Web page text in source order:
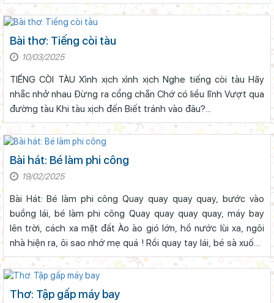
bước mau mau Người đi đầu là chú lái tàu Còn phía sau cháu
nối đ...
Bài thơ: Tiếng còi tàu
10/03/2025
TIẾNG CÒI TÀU Xình xịch xình xịch Nghe tiếng còi tàu Hãy
nhắc nhở nhau Đừng ra cổng chắn Chớ có liều lĩnh Vượt qua
đường tàu Khi tàu xịch đến Biết tránh vào đâu?...
Bài hát: Bé làm phi công
19/02/2025
Bài Hát: Bé làm phi công Quay quay quay quay, bước vào
buồng lái, bé làm phi công Quay quay quay quay, máy bay
lên trời, cách xa mặt đất Ào ào gió lớn, hồ nước lùi xa, ngôi
nhà hiện ra, ôi sao nhớ mẹ quá ! Rồi quay tay lái, bé sà xuống
ngay, ùa vào lòng mẹ, mẹ là sân bay...
Thơ: Tập gấp máy bay
Lâm Đồng chủ động ứng phó nguy cơ thiếu nước do El Nino
Chính phủ ban hành Nghị quyết quy định cơ cấu, số lượng và
chính sách đối với đội ngũ quản lý, nhân sự hỗ trợ giáo dục khi
sắp xếp cơ sở giáo dục công lập
chính gắn với áp dụng ISO 9001:2015
Ban Văn hóa - Xã hội HĐND tỉnh Lâm Đồng khảo sát thực hiện